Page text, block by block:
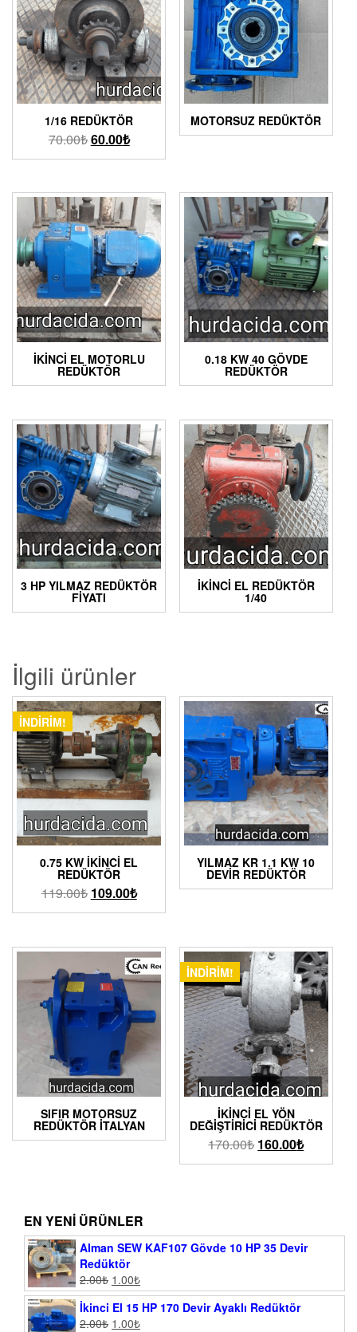
1/16 REDÜKTÖR
70.00₺60.00₺
MOTORSUZ REDÜKTÖR
İKINCI EL MOTORLU
REDÜKTÖR
0.18 KW 40 GÖVDE
REDÜKTÖR
3 HP YILMAZ REDÜKTÖR
FIYATI
İKINCI EL REDÜKTÖR
1/40
İlgili ürünler
İNDIRIM!
0.75 KW İKINCI EL
REDÜKTÖR
119.00₺ 109.00₺
YILMAZ KR 1.1 KW 10
DEVIR REDÜKTÖR
SIFIR MOTORSUZ
REDÜKTÖR İTALYAN
İNDIRIM!
İKINCI EL YÖN
DEĞIŞTIRICI REDÜKTÖR
170.00₺ 160.00₺
EN YENI ÜRÜNLER
Alman SEW KAF107 Gövde 10 HP 35 Devir
Redüktör
2.00₺ 1.00₺
İkinci El 15 HP 170 Devir Ayaklı Redüktör
2.00₺ 1.00₺